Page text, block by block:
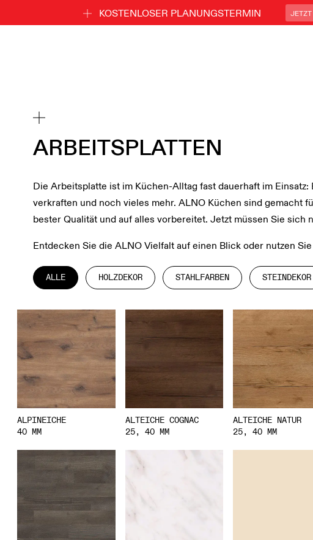
KOSTENLOSER PLANUNGSTERMIN JETZT
ARBEITSPLATTEN
Die Arbeitsplatte ist im Küchen-Alltag fast dauerhaft im
verkraften und noch vieles mehr. ALNO Küchen sind gemacht
bester Qualität und auf alles vorbereitet. Jetzt müssen Sie
Entdecken Sie die ALNO Vielfalt auf einen Blick oder nutzen
ALLE HOLZDEKOR STAHLFARBEN STEINDEKOR
ALPINEICHE
40 MM
ALTEICHE COGNAC
25, 40 MM
ALTEICHE NATUR
25, 40 MM